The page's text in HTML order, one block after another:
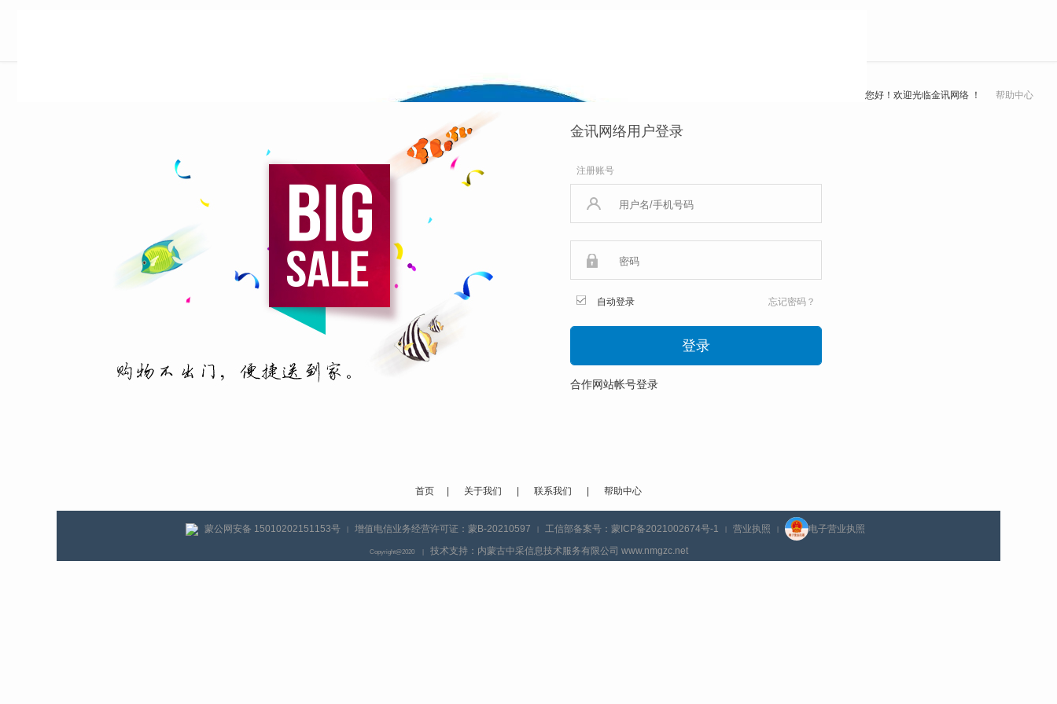
您好！欢迎光临金讯网络 ！ 帮助中心
金讯网络用户登录
注册账号
自动登录 忘记密码？
合作网站帐号登录
首页 关于我们 联系我们 帮助中心
蒙公网安备 15010202151153号 增值电信业务经营许可证：蒙B-20210597 工信部备案号：蒙ICP备2021002674号-1 营业执照 电子营业执照
Copyright@2020 | 技术支持：内蒙古中采信息技术服务有限公司 www.nmgzc.net